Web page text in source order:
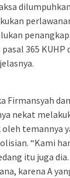
365 KUHP
Firmansyah
nekat
temannya
“Kami
itu juga
karena A